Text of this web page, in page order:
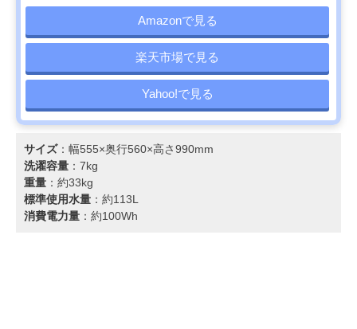
Amazonで見る
楽天市場で見る
Yahoo!で見る
サイズ：幅555×奥行560×高さ990mm
洗濯容量 ：7kg
重量 ：約33kg
標準使用水量 ：約113L
消費電力量 ：約100Wh